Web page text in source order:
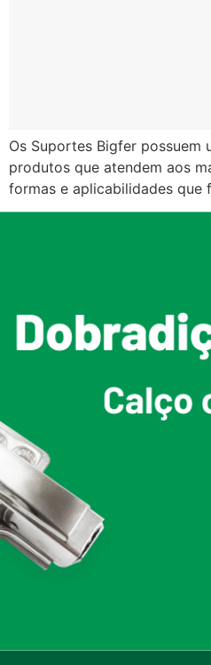
Os Suportes Bigfer possuem
produtos que atendem aos
formas e aplicabilidades que